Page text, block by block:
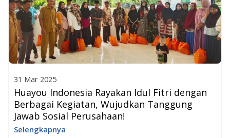
31 Mar 2025
Huayou Indonesia Rayakan Idul Fitri dengan
Berbagai Kegiatan, Wujudkan Tanggung
Jawab Sosial Perusahaan!
Selengkapnya